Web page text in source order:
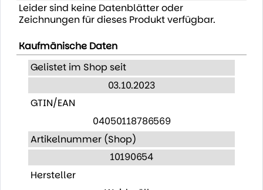
Leider sind keine Datenblätter oder
Zeichnungen für dieses Produkt verfügbar.
Kaufmänische Daten
Gelistet im Shop seit
03.10.2023
GTIN/EAN
04050118786569
Artikelnummer (Shop)
10190654
Hersteller